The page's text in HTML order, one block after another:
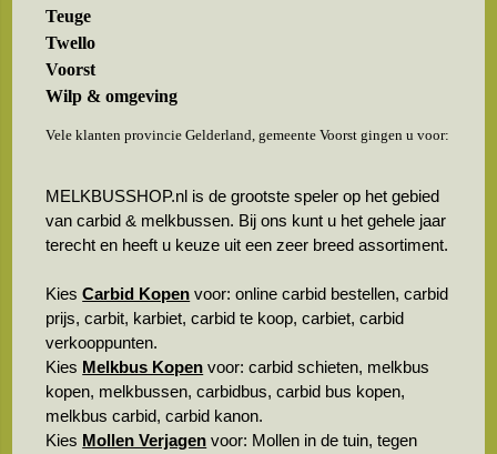
Teuge
Twello
Voorst
Wilp & omgeving
Vele klanten provincie Gelderland, gemeente Voorst gingen u voor:
MELKBUSSHOP.nl is de grootste speler op het gebied
van carbid & melkbussen. Bij ons kunt u het gehele jaar
terecht en heeft u keuze uit een zeer breed assortiment.
KiesCarbid Kopen voor: online carbid bestellen, carbid
prijs, carbit, karbiet, carbid te koop, carbiet, carbid
verkooppunten.
Kies Melkbus Kopen voor: carbid schieten, melkbus
kopen, melkbussen, carbidbus, carbid bus kopen,
melkbus carbid, carbid kanon.
Kies Mollen Verjagen voor: Mollen in de tuin, tegen